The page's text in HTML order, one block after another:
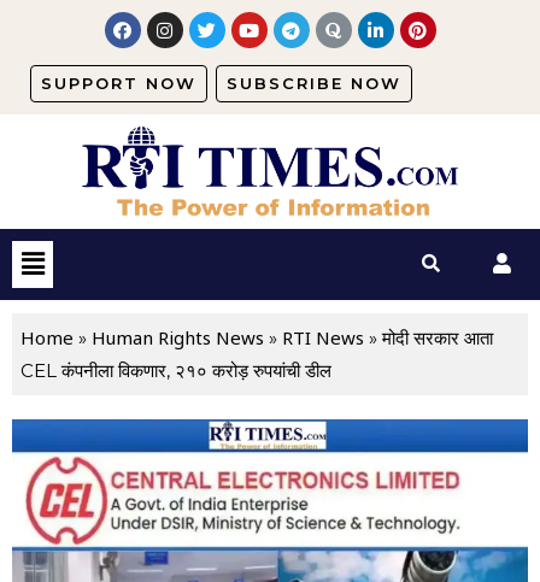
SUPPORT NOW SUBSCRIBE NOW
Home » Human Rights News » RTI News »मोदी सरकार आता
CEL कंपनीला विकणार, २१० करोड़ रुपयांची डील